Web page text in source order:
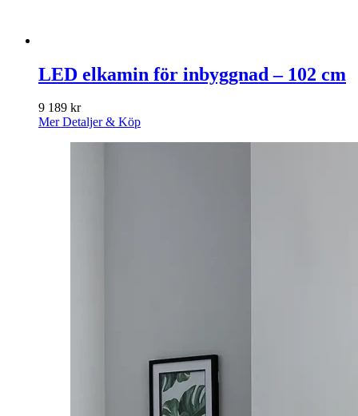
LED elkamin för inbyggnad – 102 cm
9 189 kr
Mer Detaljer & Köp